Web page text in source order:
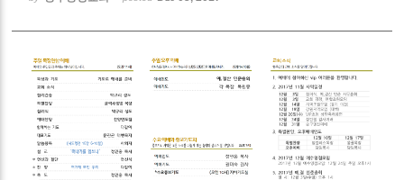
Sketchbook5, 스케치북5